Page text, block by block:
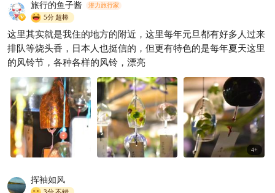
旅行的鱼子酱 潜力旅行家
5分超棒
这里其实就是我住的地方的附近，这里每年元旦都有好多人过来
排队等烧头香，日本人也挺信的，但更有特色的是每年夏天这里
的风铃节，各种各样的风铃，漂亮
4+
挥袖如风